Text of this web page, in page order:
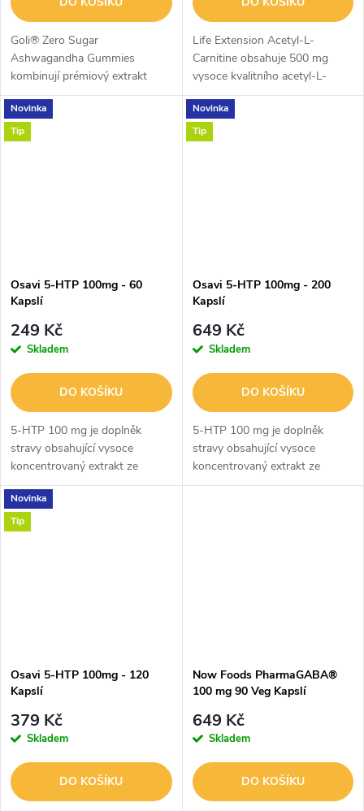
Goli® Zero Sugar
Ashwagandha Gummies
kombinují prémiový extrakt
KSM-66® Ashwagandha s L-
theaninem, kořenem maca a
vitaminem D2 pro každodenní
Life Extension Acetyl-L-
Carnitine obsahuje 500 mg
vysoce kvalitního acetyl-L-
karnitinu v každé vegetariánské
kapsli. Acetyl-L-karnitin
podporuje přenos mastných
Novinka
Tip
Osavi 5-HTP 100mg - 60
Kapslí
249 Kč
Skladem
DO KOŠÍKU
5-HTP 100 mg je doplněk
stravy obsahující vysoce
koncentrovaný extrakt ze
semen rostliny Griffonia
simplicifolia, známé také jako
africká černá fazole. Každá
Novinka
Tip
Osavi 5-HTP 100mg - 200
Kapslí
649 Kč
Skladem
DO KOŠÍKU
5-HTP 100 mg je doplněk
stravy obsahující vysoce
koncentrovaný extrakt ze
semen rostliny Griffonia
Novinka
Tip
Osavi 5-HTP 100mg - 120
Kapslí
379 Kč
Skladem
DO KOŠÍKU
Now Foods PharmaGABA®
100 mg 90 Veg Kapslí
649 Kč
Skladem
DO KOŠÍKU